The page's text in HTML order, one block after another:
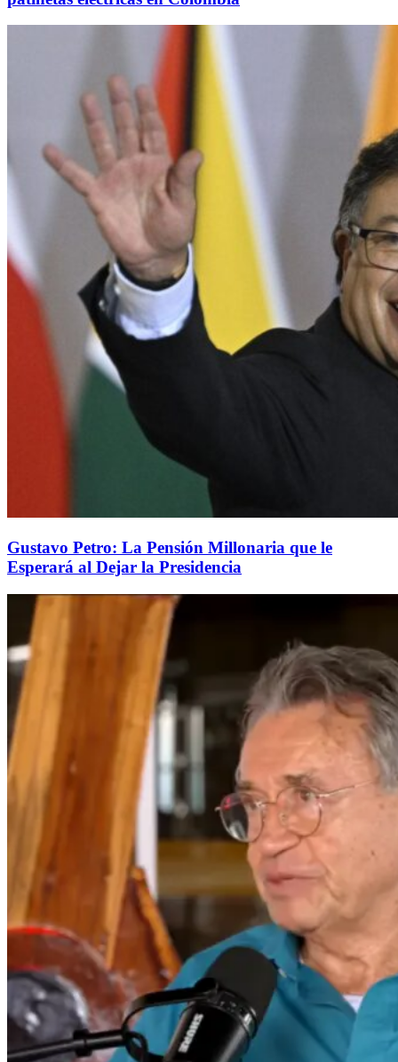
Gustavo Petro: La Pensión Millonaria que le
Esperará al Dejar la Presidencia